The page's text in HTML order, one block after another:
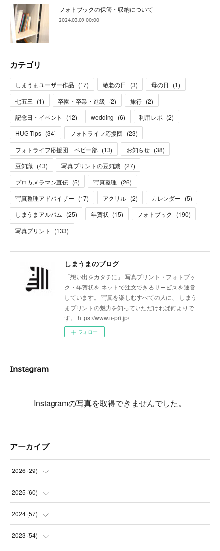
フォトブックの保管・収納について
2024.03.09 00:00
カテゴリ
しまうまユーザー作品 (17) 敬老の日 (3) 母の日 (1)
七五三 (1) 卒園・卒業・進級 (2) 旅行 (2)
記念日・イベント
(12) wedding (6) 利用レポ (2)
HUG Tips (34) フォトライフ応援団 (23)
フォトライフ応援団 ベビー部 (13) お知らせ (38)
豆知識 (43) 写真プリントの豆知識 (27)
プロカメラマン直伝 (5) 写真整理 (26)
写真整理アドバイザー (17) アクリル (2) カレンダー (5)
しまうまアルバム (25) 年賀状 (15) フォトブック (190)
写真プリント
(133)
しまうまのブログ
「想い出をカタチに」 写真プリント・フォトブッ
ク・年賀状を ネットで注文できるサービスを運営
しています。 写真を楽しむすべての人に、 しまう
まプリントの魅力を知っていただければ何よりで
す。 https://www.n-pri.jp/
フォロー
Instagram
Instagramの写真を取得できませんでした。
アーカイブ
2026 (29)
(5
(3
(7
2025 (60)
(3
(3
2024 (57)
(4
2023 (54)